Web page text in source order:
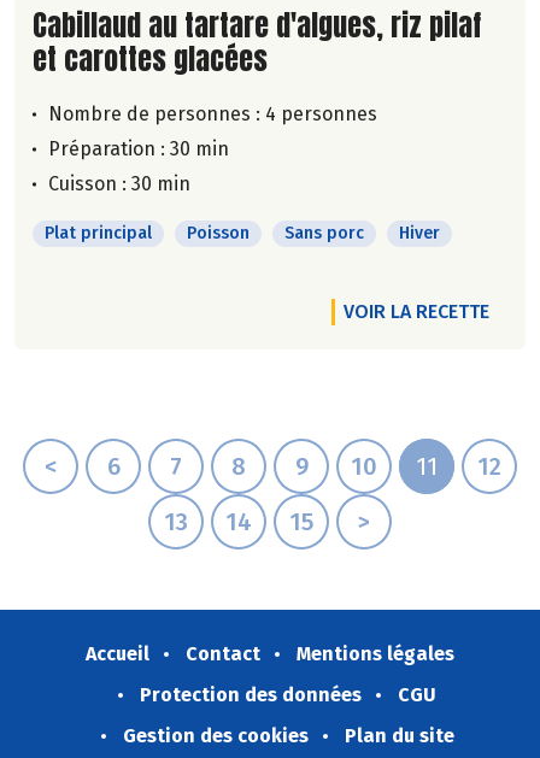
Lire la suite de la recette
Cabillaud au tartare d'algues, riz pilaf
et carottes glacées
Nombre de personnes : 4 personnes
Préparation : 30 min
Cuisson : 30 min
Plat principal Poisson Sans porc Hiver
VOIR LA RECETTE
< 6 7 8 9 10 11
12
13
14 15 >
Accueil Contact
Mentions légales
Protection des données
CGU
Gestion des cookies
Plan du site